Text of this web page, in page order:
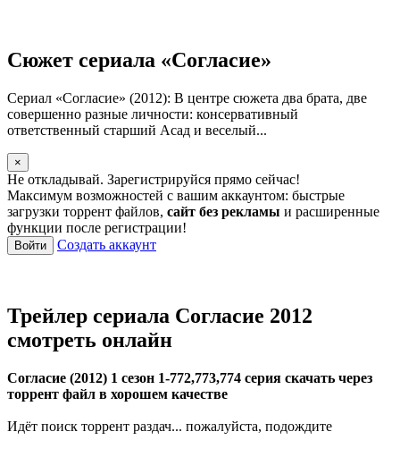
Сюжет сериала «Согласие»
Сериал «Согласие» (2012): В центре сюжета два брата, две
совершенно разные личности: консервативный
ответственный старший Асад и веселый...
×
Не откладывай. Зарегистрируйся прямо сейчас!
Максимум возможностей с вашим аккаунтом: быстрые
загрузки торрент файлов, сайт без рекламы и расширенные
функции после регистрации!
Войти Создать аккаунт
Трейлер сериала Согласие 2012
смотреть онлайн
Согласие (2012) 1 сезон 1-772,773,774 серия скачать через
торрент файл в хорошем качестве
Идёт поиск торрент раздач... пожалуйста, подождите